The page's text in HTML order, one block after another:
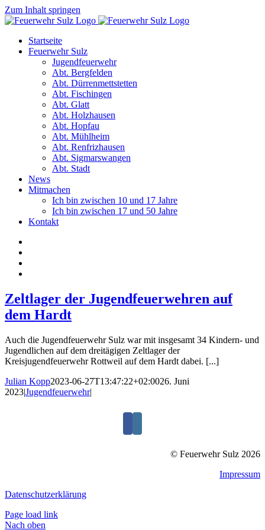
Zum Inhalt springen
Startseite
Feuerwehr Sulz
Jugendfeuerwehr
Abt. Bergfelden
Abt. Dürrenmettstetten
Abt. Fischingen
Abt. Glatt
Abt. Holzhausen
Abt. Hopfau
Abt. Mühlheim
Abt. Renfrizhausen
Abt. Sigmarswangen
Abt. Stadt
News
Mitmachen
Ich bin zwischen 10 und 17 Jahre
Ich bin zwischen 17 und 50 Jahre
Kontakt
Zeltlager der Jugendfeuerwehren auf
dem Hardt
Auch die Jugendfeuerwehr Sulz war mit insgesamt 34 Kindern- und
Jugendlichen auf dem dreitägigen Zeltlager der
Kreisjugendfeuerwehr Rottweil auf dem Hardt dabei. [...]
Julian Kopp2023-06-27T13:47:22+02:0026. Juni
2023|Jugendfeuerwehr|
© Feuerwehr Sulz 2026
Impressum
Datenschutzerklärung
Page load link
Nach oben